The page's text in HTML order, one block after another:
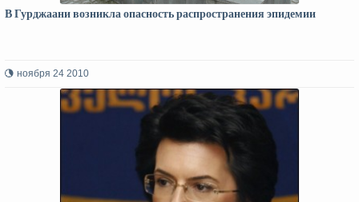
В Гурджаани возникла опасность распространения эпидемии
ноября 24 2010